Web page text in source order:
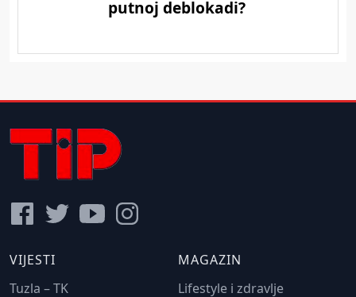
VIJESTI
Tuzla – TK
MAGAZIN
Lifestyle i zdravlje